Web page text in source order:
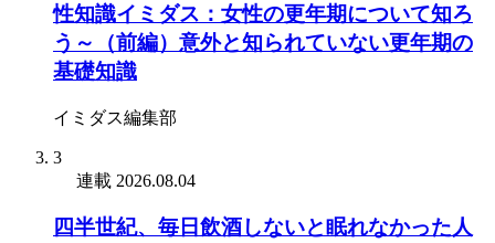
性知識イミダス：女性の更年期について知ろ
う～（前編）意外と知られていない更年期の
基礎知識
イミダス編集部
3
連載 2026.08.04
四半世紀、毎日飲酒しないと眠れなかった人